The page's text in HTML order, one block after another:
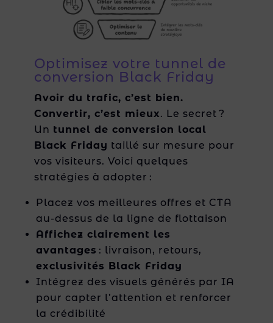
Optimisez votre tunnel de
conversion Black Friday
Avoir du trafic, c’est bien.
Convertir, c’est mieux. Le secret ?
Un tunnel de conversion local
Black Friday taillé sur mesure pour
vos visiteurs. Voici quelques
stratégies à adopter :
Placez vos meilleures offres et CTA
au-dessus de la ligne de flottaison
Affichez clairement les
avantages : livraison, retours,
exclusivités Black Friday
Intégrez des visuels générés par IA
pour capter l’attention et renforcer
la crédibilité